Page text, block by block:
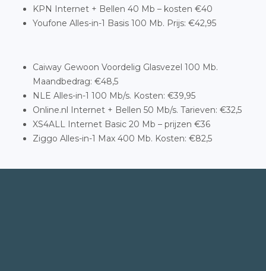
KPN Internet + Bellen 40 Mb – kosten €40
Youfone Alles-in-1 Basis 100 Mb. Prijs: €42,95
Caiway Gewoon Voordelig Glasvezel 100 Mb.
Maandbedrag: €48,5
NLE Alles-in-1 100 Mb/s. Kosten: €39,95
Online.nl Internet + Bellen 50 Mb/s. Tarieven: €32,5
XS4ALL Internet Basic 20 Mb – prijzen €36
Ziggo Alles-in-1 Max 400 Mb. Kosten: €82,5